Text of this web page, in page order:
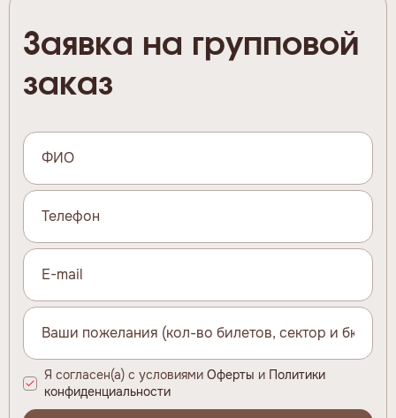
Заявка на групповой
заказ
Я согласен(а) с условиями Оферты и Политики
конфиденциальности